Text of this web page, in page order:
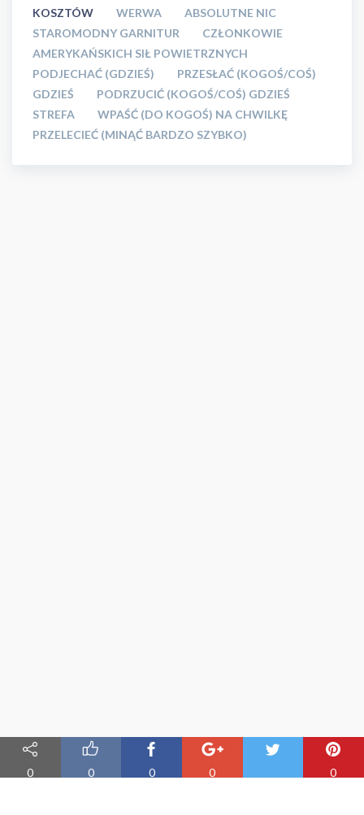
KOSZTÓW
WERWA
ABSOLUTNE NIC
STAROMODNY GARNITUR
CZŁONKOWIE
AMERYKAŃSKICH SIŁ POWIETRZNYCH
PODJECHAĆ (GDZIEŚ)
PRZESŁAĆ (KOGOŚ/COŚ)
GDZIEŚ
PODRZUCIĆ (KOGOŚ/COŚ) GDZIEŚ
STREFA
WPAŚĆ (DO KOGOŚ) NA CHWILKĘ
PRZELECIEĆ (MINĄĆ BARDZO SZYBKO)
0 0 0 0 0